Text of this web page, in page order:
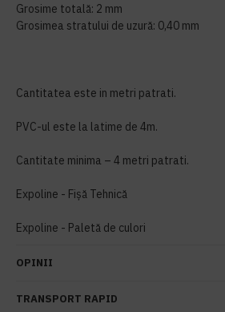
Grosime totală: 2 mm
Grosimea stratului de uzură: 0,40 mm
Cantitatea este in metri patrati.
PVC-ul este la latime de 4m.
Cantitate minima – 4 metri patrati.
Expoline - Fișă Tehnică
Expoline - Paletă de culori
OPINII
TRANSPORT RAPID